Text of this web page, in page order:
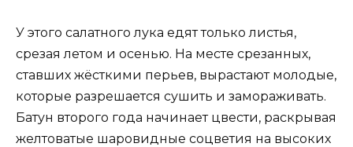
У этого салатного лука едят только листья,
срезая летом и осенью. На месте срезанных,
ставших жёсткими перьев, вырастают молодые,
которые разрешается сушить и замораживать.
Батун второго года начинает цвести, раскрывая
желтоватые шаровидные соцветия на высоких